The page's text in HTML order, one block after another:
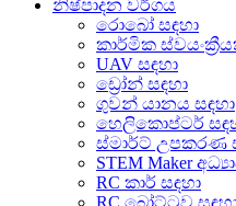
නිෂ්පාදන වර්ගය
රොබෝ සඳහා
කාර්මික
UAV සඳහා
ඩ්‍රෝන් සඳහා
ගුවන් යානය සඳහා
හෙලිකොප්ටර්
ස්මාර්ට් උපකරණ
STEM Maker
RC කාර් සඳහා
RC බෝට්ටුව